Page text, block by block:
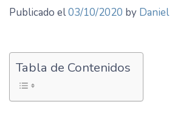
Publicado el03/10/2020 by Daniel
Tabla de Contenidos